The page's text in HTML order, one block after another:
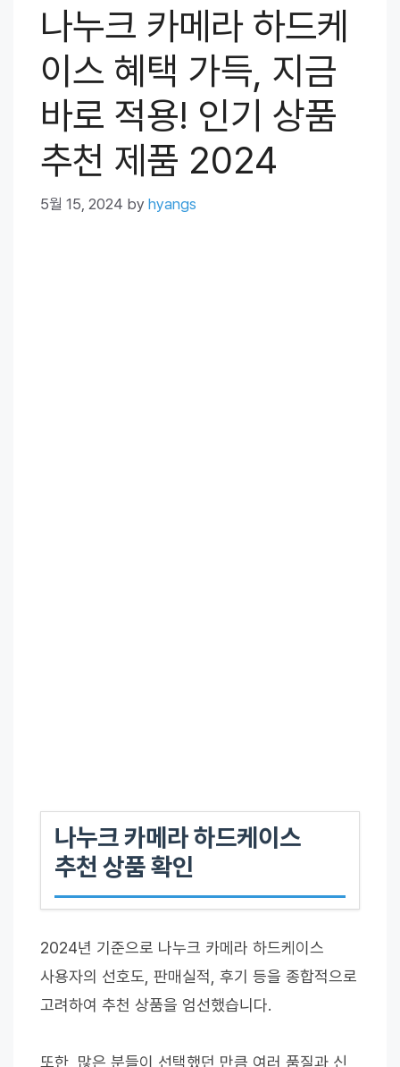
나누크 카메라 하드케
이스 혜택 가득, 지금
바로 적용! 인기 상품
추천 제품 2024
5월 15, 2024 by hyangs
나누크 카메라 하드케이스
추천 상품 확인
2024년 기준으로 나누크 카메라 하드케이스
사용자의 선호도, 판매실적, 후기 등을 종합적으로
고려하여 추천 상품을 엄선했습니다.
또한, 많은 분들이 선택했던 만큼 여러 품질과 신